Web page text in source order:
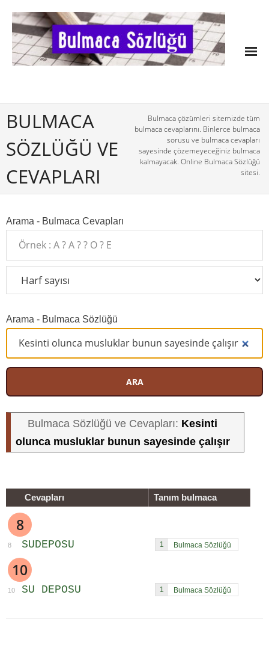
BULMACA
SÖZLÜĞÜ VE
CEVAPLARI
Bulmaca çözümleri sitemizde tüm
bulmaca cevaplarını. Binlerce bulmaca
sorusu ve bulmaca cevapları
sayesinde çözemeyeceğiniz bulmaca
kalmayacak. Online Bulmaca Sözlüğü
sitesi.
Arama - Bulmaca Cevapları
Arama - Bulmaca Sözlüğü
ARA
Bulmaca Sözlüğü ve Cevapları: Kesinti
olunca musluklar bunun sayesinde çalışır
Cevapları Tanım bulmaca
8
8 SUDEPOSU 1
10
10 SU DEPOSU 1